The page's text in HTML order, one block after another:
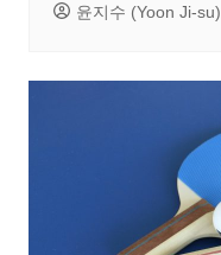
윤지수 (Yoon Ji-su)